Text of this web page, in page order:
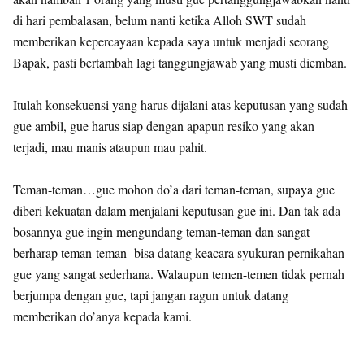
di hari pembalasan, belum nanti ketika Alloh SWT sudah
memberikan kepercayaan kepada saya untuk menjadi seorang
Bapak, pasti bertambah lagi tanggungjawab yang musti diemban.
Itulah konsekuensi yang harus dijalani atas keputusan yang sudah
gue ambil, gue harus siap dengan apapun resiko yang akan
terjadi, mau manis ataupun mau pahit.
Teman-teman…gue mohon do’a dari teman-teman, supaya gue
diberi kekuatan dalam menjalani keputusan gue ini. Dan tak ada
bosannya gue ingin mengundang teman-teman dan sangat
berharap teman-teman bisa datang keacara syukuran pernikahan
gue yang sangat sederhana. Walaupun temen-temen tidak pernah
berjumpa dengan gue, tapi jangan ragun untuk datang
memberikan do’anya kepada kami.